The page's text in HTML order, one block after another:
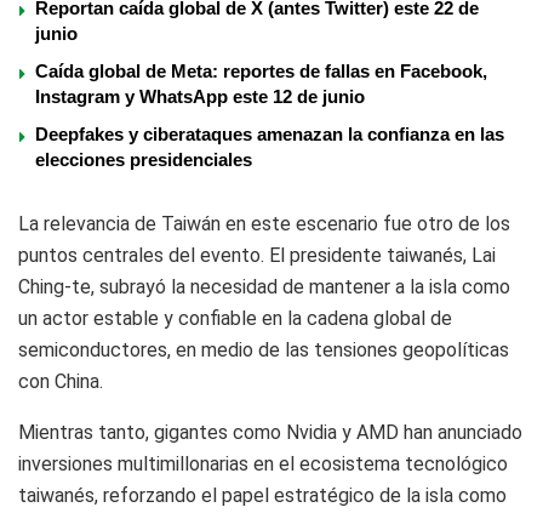
Reportan caída global de X (antes Twitter) este 22 de
junio
Caída global de Meta: reportes de fallas en Facebook,
Instagram y WhatsApp este 12 de junio
Deepfakes y ciberataques amenazan la confianza en las
elecciones presidenciales
La relevancia de Taiwán en este escenario fue otro de los
puntos centrales del evento. El presidente taiwanés, Lai
Ching-te, subrayó la necesidad de mantener a la isla como
un actor estable y confiable en la cadena global de
semiconductores, en medio de las tensiones geopolíticas
con China.
Mientras tanto, gigantes como Nvidia y AMD han anunciado
inversiones multimillonarias en el ecosistema tecnológico
taiwanés, reforzando el papel estratégico de la isla como